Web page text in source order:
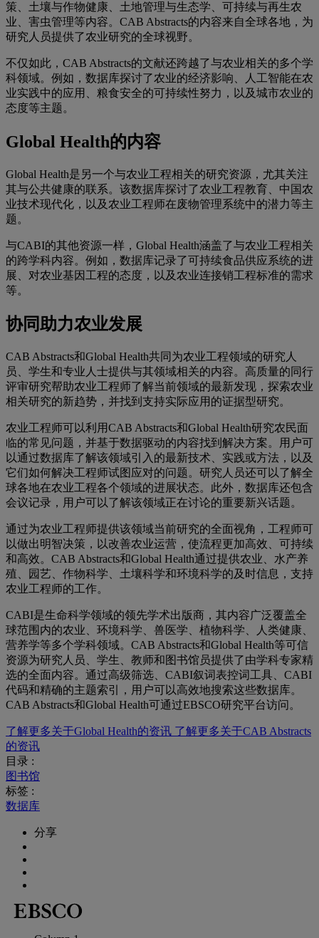
策、土壤与作物健康、土地管理与生态学、可持续与再生农
业、害虫管理等内容。CAB Abstracts的内容来自全球各地，为
研究人员提供了农业研究的全球视野。
不仅如此，CAB Abstracts的文献还跨越了与农业相关的多个学
科领域。例如，数据库探讨了农业的经济影响、人工智能在农
业实践中的应用、粮食安全的可持续性努力，以及城市农业的
态度等主题。
Global Health的内容
Global Health是另一个与农业工程相关的研究资源，尤其关注
其与公共健康的联系。该数据库探讨了农业工程教育、中国农
业技术现代化，以及农业工程师在废物管理系统中的潜力等主
题。
与CABI的其他资源一样，Global Health涵盖了与农业工程相关
的跨学科内容。例如，数据库记录了可持续食品供应系统的进
展、对农业基因工程的态度，以及农业连接销工程标准的需求
等。
协同助力农业发展
CAB Abstracts和Global Health共同为农业工程领域的研究人
员、学生和专业人士提供与其领域相关的内容。高质量的同行
评审研究帮助农业工程师了解当前领域的最新发现，探索农业
相关研究的新趋势，并找到支持实际应用的证据型研究。
农业工程师可以利用CAB Abstracts和Global Health研究农民面
临的常见问题，并基于数据驱动的内容找到解决方案。用户可
以通过数据库了解该领域引入的最新技术、实践或方法，以及
它们如何解决工程师试图应对的问题。研究人员还可以了解全
球各地在农业工程各个领域的进展状态。此外，数据库还包含
会议记录，用户可以了解该领域正在讨论的重要新兴话题。
通过为农业工程师提供该领域当前研究的全面视角，工程师可
以做出明智决策，以改善农业运营，使流程更加高效、可持续
和高效。CAB Abstracts和Global Health通过提供农业、水产养
殖、园艺、作物科学、土壤科学和环境科学的及时信息，支持
农业工程师的工作。
CABI是生命科学领域的领先学术出版商，其内容广泛覆盖全
球范围内的农业、环境科学、兽医学、植物科学、人类健康、
营养学等多个学科领域。CAB Abstracts和Global Health等可信
资源为研究人员、学生、教师和图书馆员提供了由学科专家精
选的全面内容。通过高级筛选、CABI叙词表控词工具、CABI
代码和精确的主题索引，用户可以高效地搜索这些数据库。
CAB Abstracts和Global Health可通过EBSCO研究平台访问。
了解更多关于Global Health的资讯 了解更多关于CAB Abstracts
的资讯
目录 :
图书馆
标签 :
数据库
分享